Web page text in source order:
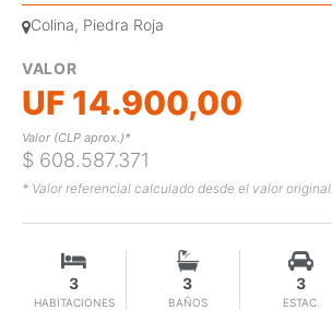
Colina, Piedra Roja
VALOR
UF 14.900,00
Valor (CLP aprox.)*
$ 608.587.371
* Valor referencial calculado desde el valor original.
HABITACIONES
3
BAÑOS
3
ESTAC.
3